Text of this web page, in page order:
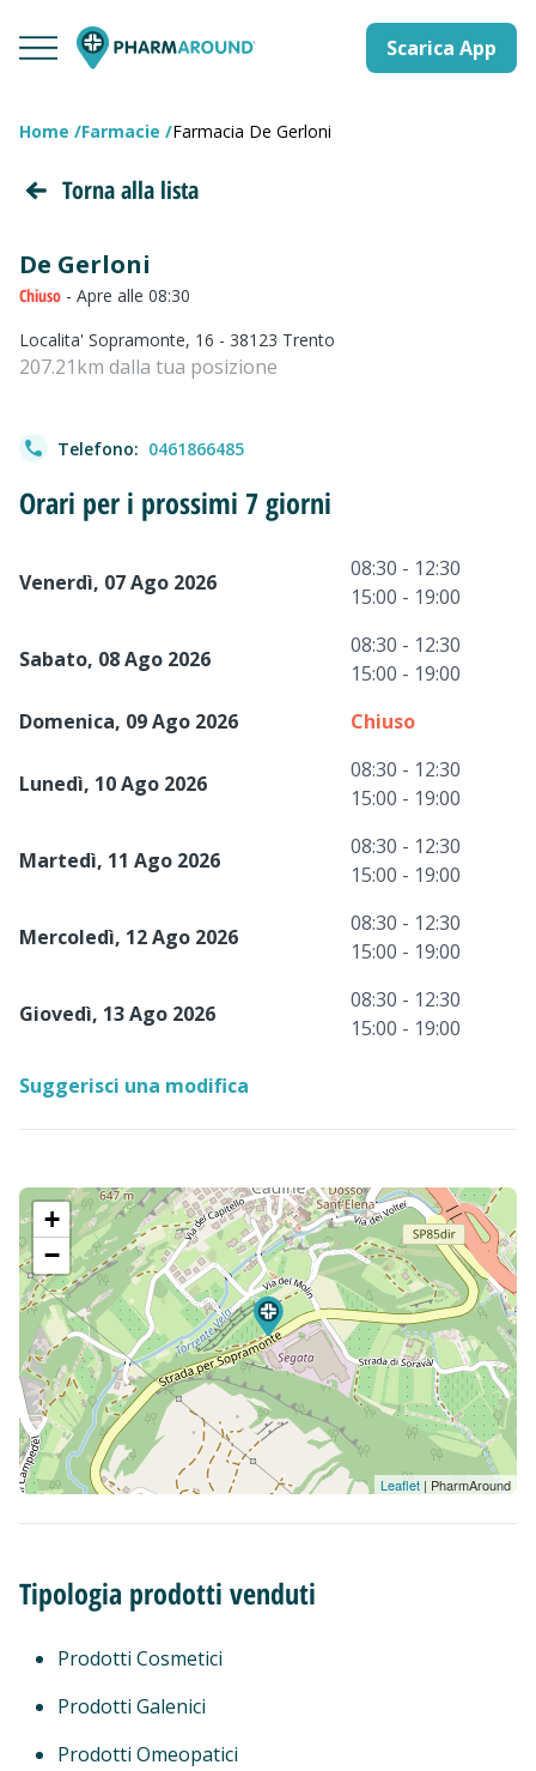
Scarica App
Home Farmacie Farmacia De Gerloni
Torna alla lista
De Gerloni
Chiuso - Apre alle 08:30
Localita' Sopramonte, 16 - 38123 Trento
207.21km dalla tua posizione
Telefono: 0461866485
Orari per i prossimi 7 giorni
Venerdì, 07 Ago 2026
08:30 - 12:30
15:00 - 19:00
Sabato, 08 Ago 2026
08:30 - 12:30
15:00 - 19:00
Domenica, 09 Ago 2026
Chiuso
Lunedì, 10 Ago 2026
08:30 - 12:30
15:00 - 19:00
Martedì, 11 Ago 2026
08:30 - 12:30
15:00 - 19:00
Mercoledì, 12 Ago 2026
08:30 - 12:30
15:00 - 19:00
Giovedì, 13 Ago 2026
08:30 - 12:30
15:00 - 19:00
Suggerisci una modifica
+
−
Leaflet | PharmAround
Tipologia prodotti venduti
Prodotti Cosmetici
Prodotti Galenici
Prodotti Omeopatici